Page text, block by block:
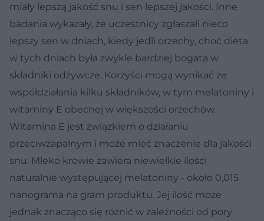
miały lepszą jakość snu i sen lepszej jakości. Inne
badania wykazały, że uczestnicy zgłaszali nieco
lepszy sen w dniach, kiedy jedli orzechy, choć dieta
w tych dniach była zwykle bardziej bogata w
składniki odżywcze. Korzyści mogą wynikać ze
współdziałania kilku składników, w tym melatoniny i
witaminy E obecnej w większości orzechów.
Witamina E jest związkiem o działaniu
przeciwzapalnym i może mieć znaczenie dla jakości
snu. Mleko krowie zawiera niewielkie ilości
naturalnie występującej melatoniny - około 0,015
nanograma na gram produktu. Jej ilość może
jednak znacząco się różnić w zależności od pory